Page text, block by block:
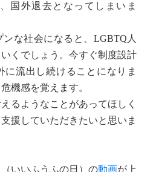
国外退去となってしまいま
な社会になると、LGBTQ人
くでしょう。今すぐ制度設計
に流出し続けることになりま
機感を覚えます。
るようなことがあってほしく
援していただきたいと思いま
いいふうふの日）の動画が上